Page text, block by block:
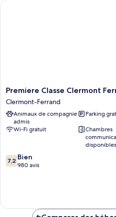
Chambre,
Premiere
Classe
Clermont
Ferrand
Nord
Clermont-
Premiere Classe Clermont
Clermont-Ferrand
Animaux de compagnie
admis
Parking
Wi-Fi gratuit
Chambres
disponibles
7.2
sur
7,2 Bien
980 avis
Premiere Classe Clermont